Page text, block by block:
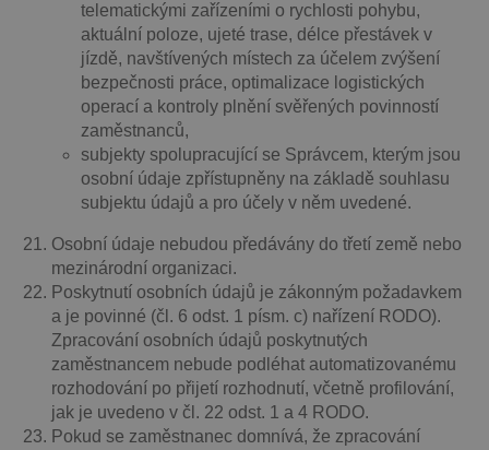
telematickými zařízeními o rychlosti pohybu,
aktuální poloze, ujeté trase, délce přestávek v
jízdě, navštívených místech za účelem zvýšení
bezpečnosti práce, optimalizace logistických
operací a kontroly plnění svěřených povinností
zaměstnanců,
subjekty spolupracující se Správcem, kterým jsou
osobní údaje zpřístupněny na základě souhlasu
subjektu údajů a pro účely v něm uvedené.
Osobní údaje nebudou předávány do třetí země nebo
mezinárodní organizaci.
Poskytnutí osobních údajů je zákonným požadavkem
a je povinné (čl. 6 odst. 1 písm. c) nařízení RODO).
Zpracování osobních údajů poskytnutých
zaměstnancem nebude podléhat automatizovanému
rozhodování po přijetí rozhodnutí, včetně profilování,
jak je uvedeno v čl. 22 odst. 1 a 4 RODO.
Pokud se zaměstnanec domnívá, že zpracování